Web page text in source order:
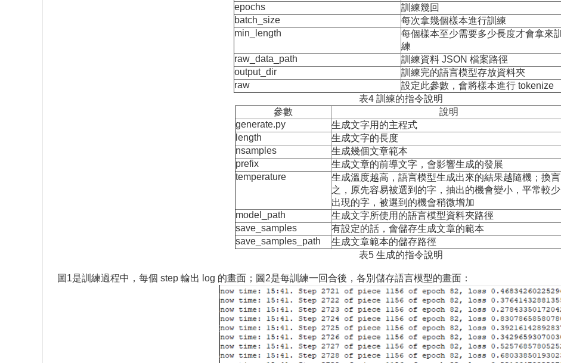
epochs
訓練幾回
batch_size
每次拿幾個樣本進行訓練
min_length
每個樣本至少需要多少長度才會拿來訓
練
raw_data_path
訓練資料 JSON 檔案路徑
output_dir
訓練完的語言模型存放資料夾
raw
設定此參數，會將樣本進行 tokenize
表4 訓練的指令說明
參數
說明
generate.py
生成文字用的主程式
length
生成文字的長度
nsamples
生成幾個文章範本
prefix
生成文章的前導文字，會影響生成的發展
temperature
生成溫度越高，語言模型生成出來的結果越隨機；換言
之，原先容易被選到的字，抽出的機會變小，平常較少
出現的字，被選到的機會稍微增加
model_path
生成文字所使用的語言模型資料夾路徑
save_samples
有設定的話，會儲存生成文章的範本
save_samples_path
生成文章範本的儲存路徑
表5 生成的指令說明
圖1是訓練過程中，每個 step 輸出 log 的畫面；圖2是每訓練一回合後，各別儲存語言模型的畫面：